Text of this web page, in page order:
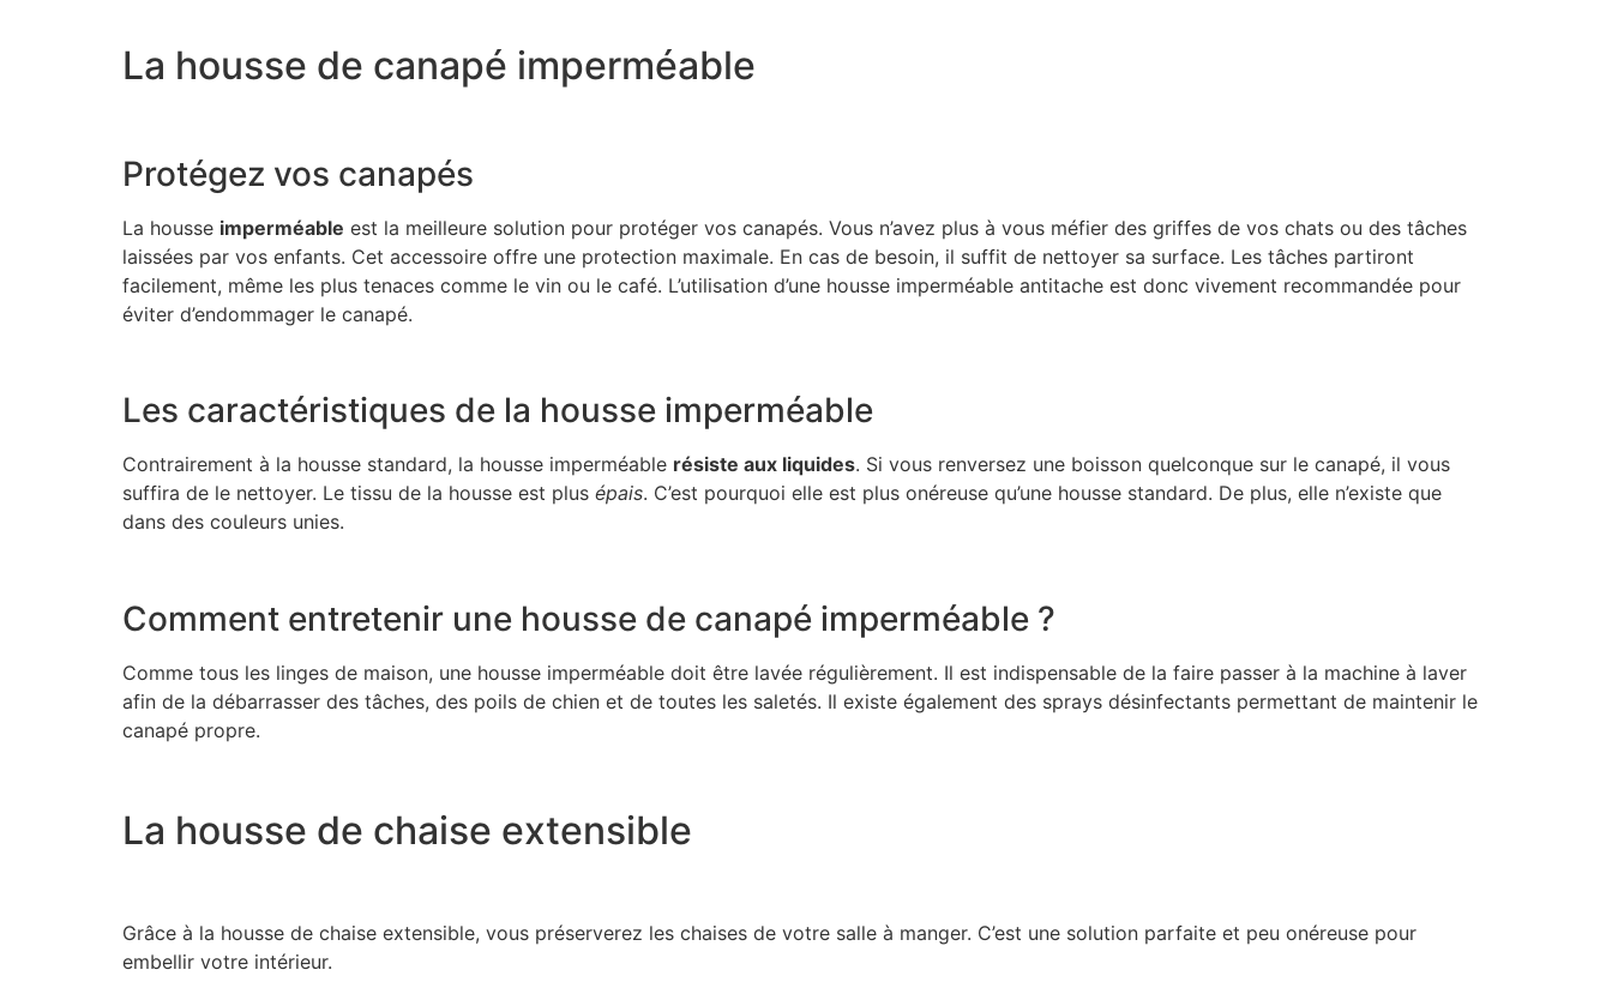
La housse de canapé imperméable
Protégez vos canapés
La housse imperméable est la meilleure solution pour protéger vos canapés. Vous n’avez plus à vous méfier des griffes de vos chats ou des tâches
laissées par vos enfants. Cet accessoire offre une protection maximale. En cas de besoin, il suffit de nettoyer sa surface. Les tâches partiront
facilement, même les plus tenaces comme le vin ou le café. L’utilisation d’une housse imperméable antitache est donc vivement recommandée pour
éviter d’endommager le canapé.
Les caractéristiques de la housse imperméable
Contrairement à la housse standard, la housse imperméable résiste aux liquides. Si vous renversez une boisson quelconque sur le canapé, il vous
suffira de le nettoyer. Le tissu de la housse est plus épais. C’est pourquoi elle est plus onéreuse qu’une housse standard. De plus, elle n’existe que
dans des couleurs unies.
Comment entretenir une housse de canapé imperméable ?
Comme tous les linges de maison, une housse imperméable doit être lavée régulièrement. Il est indispensable de la faire passer à la machine à laver
afin de la débarrasser des tâches, des poils de chien et de toutes les saletés. Il existe également des sprays désinfectants permettant de maintenir le
canapé propre.
La housse de chaise extensible
Grâce à la housse de chaise extensible, vous préserverez les chaises de votre salle à manger. C’est une solution parfaite et peu onéreuse pour
embellir votre intérieur.